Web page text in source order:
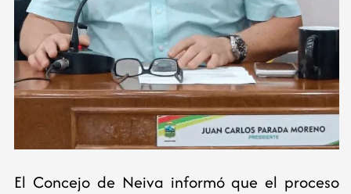
El Concejo de Neiva informó que el proceso